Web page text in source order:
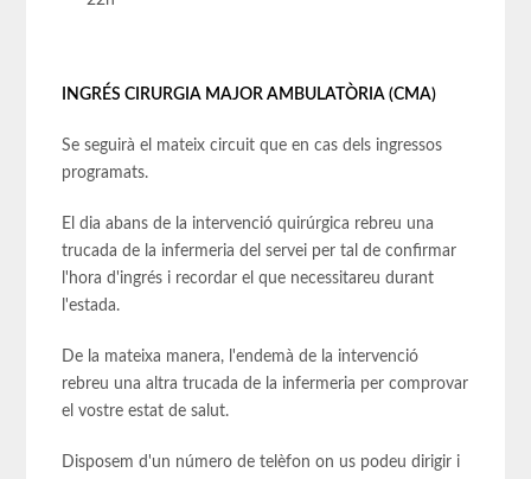
INGRÉS CIRURGIA MAJOR AMBULATÒRIA (CMA)
Se seguirà el mateix circuit que en cas dels ingressos
programats.
El dia abans de la intervenció quirúrgica rebreu una
trucada de la infermeria del servei per tal de confirmar
l'hora d'ingrés i recordar el que necessitareu durant
l'estada.
De la mateixa manera, l'endemà de la intervenció
rebreu una altra trucada de la infermeria per comprovar
el vostre estat de salut.
Disposem d'un número de telèfon on us podeu dirigir i